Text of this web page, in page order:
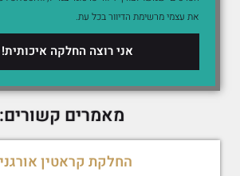
את עצמי מרשימת הדיוור בכל עת.
אני רוצה החלקה איכותית!
מאמרים קשורים:
החלקת קראטין